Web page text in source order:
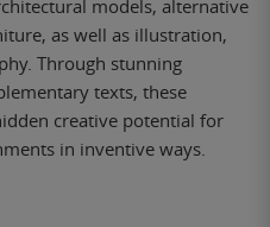
models, alternative
as well as illustration,
Through stunning
texts, these
creative potential for
in inventive ways.